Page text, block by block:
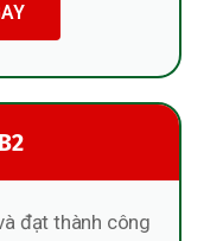
đạt thành công